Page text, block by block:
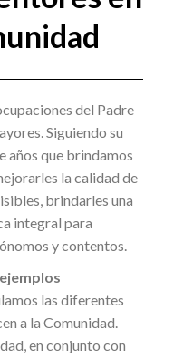
del Padre
Siguiendo su
años que brindamos
la calidad de
brindarles una
integral para
y contentos.
ejemplos
las diferentes
a la Comunidad.
en conjunto con